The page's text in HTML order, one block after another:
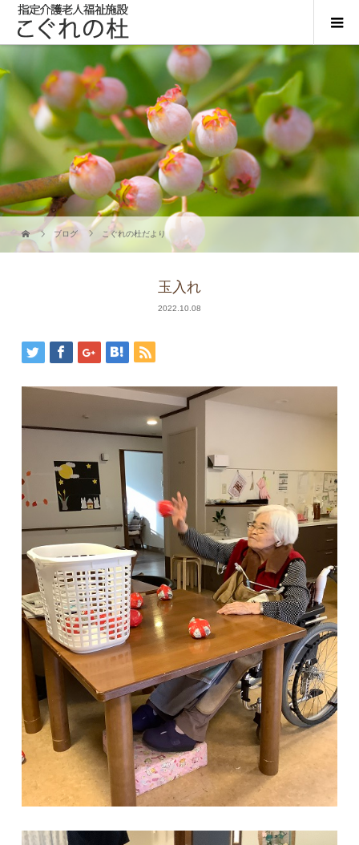
ブログ こぐれの杜だより
玉入れ
2022.10.08